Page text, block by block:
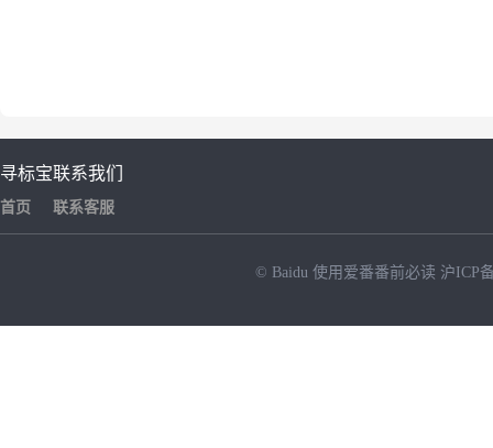
寻标宝
首页
联系我们
联系客服
© Baidu 使用爱番番前必读 沪ICP